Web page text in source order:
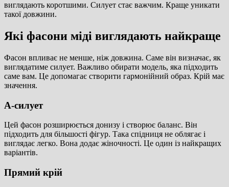
виглядають коротшими. Силует стає важчим. Краще уникати
такої довжини.
Які фасони міді виглядають найкраще
Фасон впливає не менше, ніж довжина. Саме він визначає, як
виглядатиме силует. Важливо обирати модель, яка підходить
саме вам. Це допомагає створити гармонійний образ. Крій має
значення.
А-силует
Цей фасон розширюється донизу і створює баланс. Він
підходить для більшості фігур. Така спідниця не облягає і
виглядає легко. Вона додає жіночності. Це один із найкращих
варіантів.
Прямий крій